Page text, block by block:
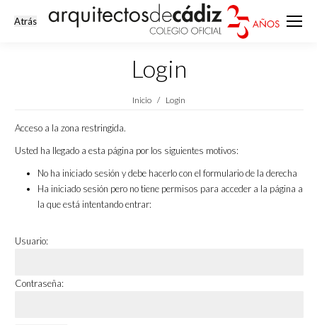
Login
Estás aquí:
Inicio Login
Acceso a la zona restringida.
Usted ha llegado a esta página por los siguientes motivos:
No ha iniciado sesión y debe hacerlo con el formulario de la derecha
Ha iniciado sesión pero no tiene permisos para acceder a la página a
la que está intentando entrar:
Usuario:
Contraseña: